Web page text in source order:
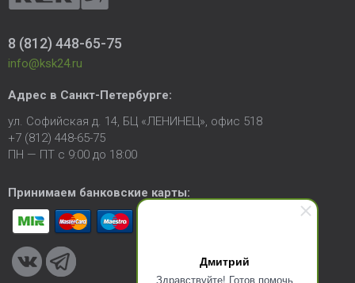
Дмитрий
Здравствуйте! Готов помочь
8 (812) 448-65-75
info@ksk24.ru
Адрес в Санкт-Петербурге:
ул. Софийская д. 14, БЦ «ЛЕНИНЕЦ», офис 518
+7 (812) 448-65-75
ПН — ПТ с 9:00 до 18:00
Принимаем банковские карты: